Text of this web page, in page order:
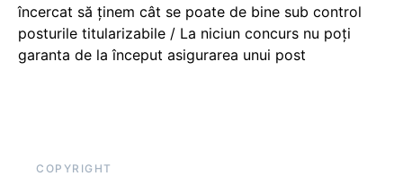
încercat să ținem cât se poate de bine sub control
posturile titularizabile / La niciun concurs nu poți
garanta de la început asigurarea unui post
COPYRIGHT